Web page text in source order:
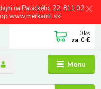
na Palackého 22, 811 02
www.merkantil.sk!
Menu
0 ks
za 0 €